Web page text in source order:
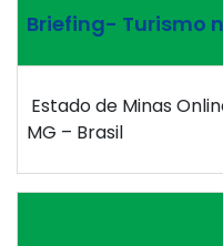
Briefing- Turismo
Estado de Minas
MG – Brasil